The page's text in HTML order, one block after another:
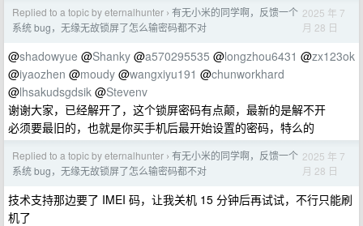
Replied to a topic by eternalhunter › 有无小米的同学啊，反馈一个
系统 bug，无缘无故锁屏了怎么输密码都不对
2025 年 7
月 28 日
@shadowyue @Shanky @a570295535 @longzhou6431 @zx123ok
@iyaozhen @moudy @wangxiyu191 @chunworkhard
@lhsakudsgdsik @Stevenv
谢谢大家，已经解开了，这个锁屏密码有点颠，最新的是解不开
必须要最旧的，也就是你买手机后最开始设置的密码，特么的
Replied to a topic by eternalhunter › 有无小米的同学啊，反馈一个
系统 bug，无缘无故锁屏了怎么输密码都不对
2025 年 7
月 28 日
技术支持那边要了 IMEI 码，让我关机 15 分钟后再试试，不行只能刷
机了